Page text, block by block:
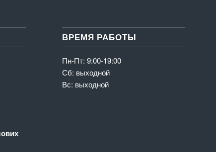
ВРЕМЯ РАБОТЫ
Пн-Пт: 9:00-19:00
Сб: выходной
Вс: выходной